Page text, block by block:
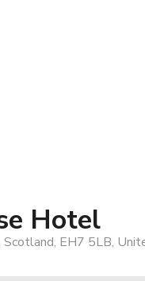
Hotel
EH7 5LB,